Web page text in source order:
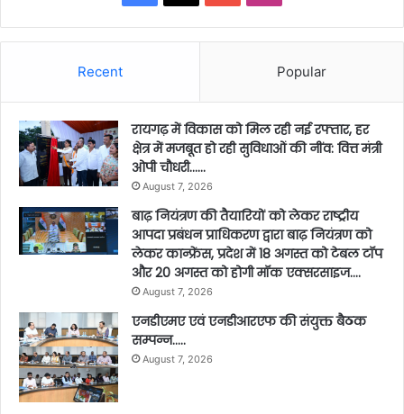
Recent Popular
रायगढ़ में विकास को मिल रही नई रफ्तार, हर
क्षेत्र में मजबूत हो रही सुविधाओं की नींव: वित्त मंत्री
ओपी चौधरी……
August 7, 2026
बाढ़ नियंत्रण की तैयारियों को लेकर राष्ट्रीय
आपदा प्रबंधन प्राधिकरण द्वारा बाढ़ नियंत्रण को
लेकर कान्फ्रेंस, प्रदेश में 18 अगस्त को टेबल टॉप
और 20 अगस्त को होगी मॉक एक्सरसाइज….
August 7, 2026
एनडीएमए एवं एनडीआरएफ की संयुक्त बैठक
सम्पन्न…..
August 7, 2026